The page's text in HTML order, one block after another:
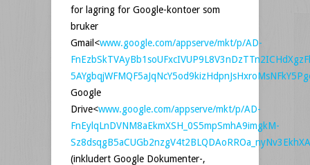
for lagring for Google-kontoer som
bruker
Gmail<www.google.com/appserve/mkt/p/AD-
Google
Drive<www.google.com/appserve/mkt/p/AD-
FnEylqLnDVNM8aEkmXSH_0S5mpSmhA9imgkM-
(inkludert Google Dokumenter-,